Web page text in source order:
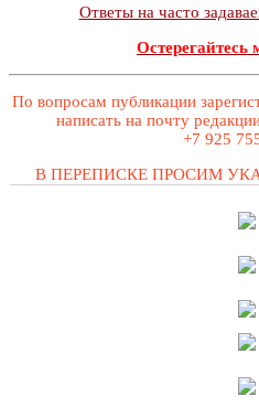
Ответы на часто
По вопросам публикации
написать на почту
+7 925
В ПЕРЕПИСКЕ ПРОСИМ